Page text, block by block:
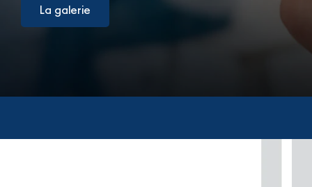
La galerie